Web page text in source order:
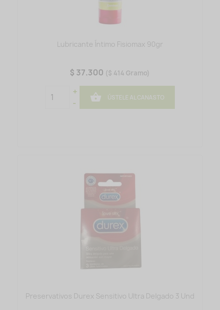
Lubricante Íntimo Fisiomax 90gr
$ 37.300 ($ 414 Gramo)
+
-
 ÚSTELE AL CANASTO
Preservativos Durex Sensitivo Ultra Delgado 3 Und